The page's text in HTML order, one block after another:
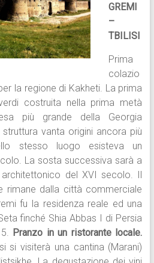
GREMI
–
TBILISI
Prima
colazio
la regione di Kakheti. La prima
costruita nella prima metà
più grande della Georgia
vanta origini ancora più
stesso luogo esisteva un
La sosta successiva sarà a
del XVI secolo. Il
rimane dalla città commerciale
fu la residenza reale ed una
finché Shia Abbas I di Persia
Pranzo in un ristorante locale.
si visiterà una cantina (Marani)